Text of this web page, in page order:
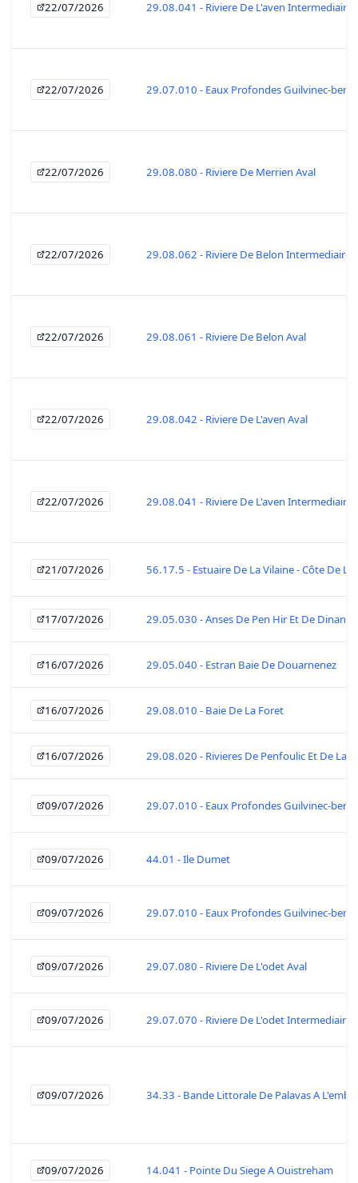
22/07/2026 29.08.041 - Riviere De L'aven Intermediaire
22/07/2026 29.07.010 - Eaux Profondes Guilvinec-
22/07/2026 29.08.080 - Riviere De Merrien Aval
22/07/2026 29.08.062 - Riviere De Belon Intermediaire
22/07/2026 29.08.061 - Riviere De Belon Aval
22/07/2026 29.08.042 - Riviere De L'aven Aval
22/07/2026 29.08.041 - Riviere De L'aven Intermediaire
21/07/2026 56.17.5 - Estuaire De La Vilaine - Côte De
17/07/2026 29.05.030 - Anses De Pen Hir Et De Dinan
16/07/2026 29.05.040 - Estran Baie De Douarnenez
16/07/2026 29.08.010 - Baie De La Foret
16/07/2026 29.08.020 - Rivieres De Penfoulic Et De La
09/07/2026 29.07.010 - Eaux Profondes Guilvinec-
09/07/2026 44.01 - Ile Dumet
09/07/2026 29.07.010 - Eaux Profondes Guilvinec-
09/07/2026 29.07.080 - Riviere De L'odet Aval
09/07/2026 29.07.070 - Riviere De L'odet Intermediaire
09/07/2026 34.33 - Bande Littorale De Palavas A
09/07/2026 14.041 - Pointe Du Siege A Ouistreham